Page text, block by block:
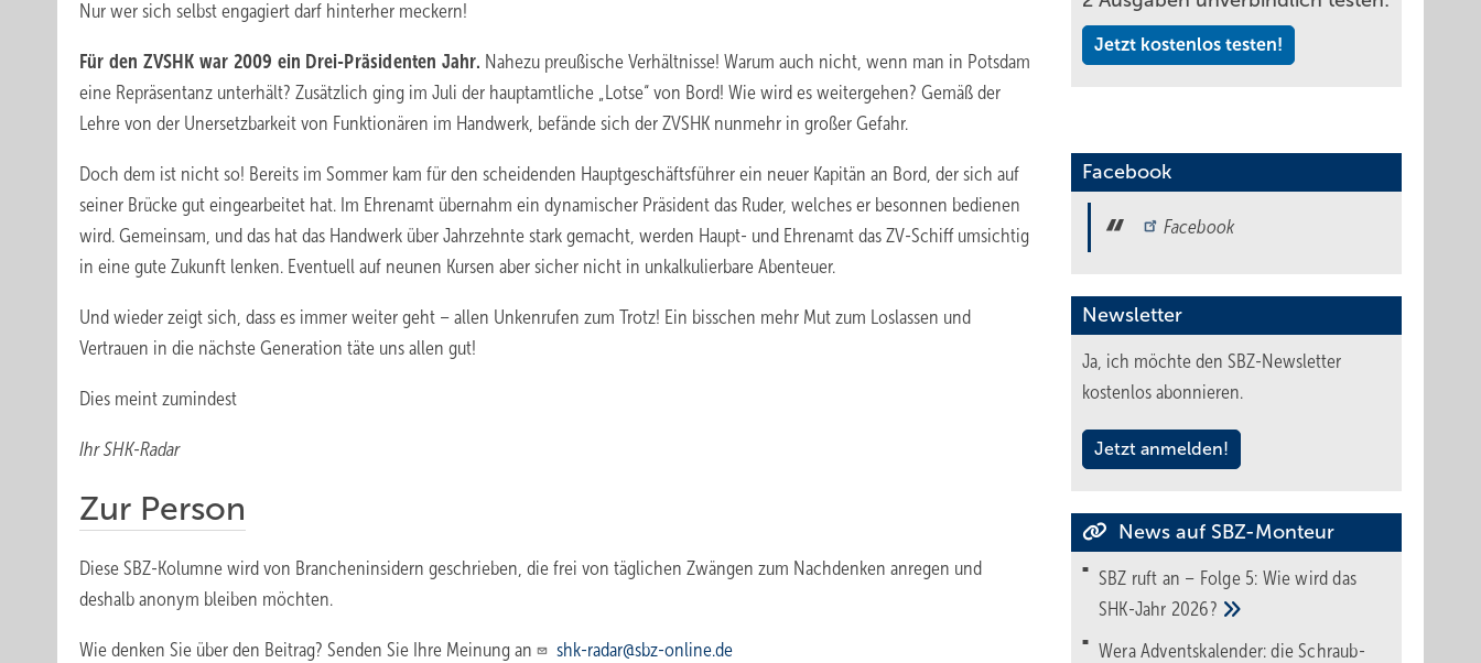
Nur wer sich selbst engagiert darf hinterher meckern!
Für den ZVSHK war 2009 ein Drei-Präsidenten Jahr. Nahezu preußische Verhältnisse! Warum auch nicht, wenn man in Potsdam
eine Repräsentanz unterhält? Zusätzlich ging im ­Juli der hauptamtliche „Lotse“ von Bord! Wie wird es weitergehen? Gemäß der
Lehre von der Unersetzbarkeit von Funktionären im Handwerk, befände sich der ZVSHK nunmehr in großer Gefahr.
Doch dem ist nicht so! Bereits im Sommer kam für den scheidenden Hauptgeschäftsführer ein neuer Kapitän an Bord, der sich auf
seiner Brücke gut eingearbeitet hat. Im Ehrenamt übernahm ein dynamischer Präsident das Ruder, welches er besonnen bedienen
wird. Gemeinsam, und das hat das Handwerk über Jahrzehnte stark gemacht, werden Haupt- und Ehrenamt das ZV-Schiff umsichtig
in eine gute Zukunft lenken. Eventuell auf neunen Kursen aber sicher nicht in unkalkulierbare Abenteuer.
Und wieder zeigt sich, dass es immer weiter geht – allen Unkenrufen zum Trotz! Ein bisschen mehr Mut zum Loslassen und
Vertrauen in die nächste Generation täte uns allen gut!
Dies meint zumindest
Ihr SHK-Radar
Zur Person
Diese SBZ-Kolumne wird von Brancheninsidern geschrieben, die frei von täglichen Zwängen zum Nachdenken anregen und
deshalb anonym bleiben möchten.
Wie denken Sie über den Beitrag? Senden Sie Ihre Meinung an shk-radar@sbz-online.de
Jetzt kostenlos testen!
Facebook
Facebook
Newsletter
Ja, ich möchte den SBZ-Newsletter
kostenlos abonnieren.
Jetzt anmelden!
News auf SBZ-Monteur
SBZ ruft an – Folge 5: Wie wird das
SHK-Jahr 2026?
Wera Adventskalender: die Schraub­